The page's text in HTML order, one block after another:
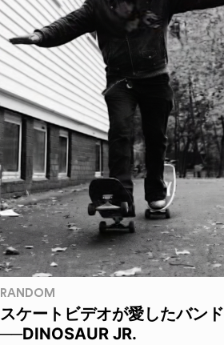
RANDOM
スケートビデオが愛したバンド
──DINOSAUR JR.